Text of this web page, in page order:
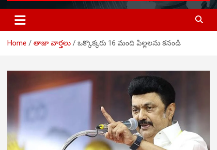
SIRA NEWS
Telugu Online News Daily
Home తాజా వార్తలు ఒక్కొక్కరు 16 మంది పిల్లలను కనండి